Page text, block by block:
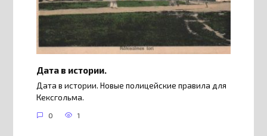
Дата в истории.
Дата в истории. Новые полицейские правила для
Кексгольма.
0 1